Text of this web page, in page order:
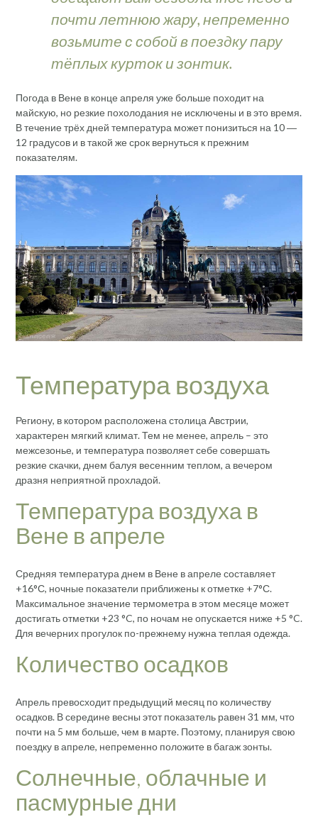
почти летнюю жару, непременно
возьмите с собой в поездку пару
тёплых курток и зонтик.
Погода в Вене в конце апреля уже больше походит на
майскую, но резкие похолодания не исключены и в это время.
В течение трёх дней температура может понизиться на 10 ―
12 градусов и в такой же срок вернуться к прежним
показателям.
Температура воздуха
Региону, в котором расположена столица Австрии,
характерен мягкий климат. Тем не менее, апрель – это
межсезонье, и температура позволяет себе совершать
резкие скачки, днем балуя весенним теплом, а вечером
дразня неприятной прохладой.
Температура воздуха в
Вене в апреле
Средняя температура днем в Вене в апреле составляет
+16°С, ночные показатели приближены к отметке +7°С.
Максимальное значение термометра в этом месяце может
достигать отметки +23 °C, по ночам не опускается ниже +5 °C.
Для вечерних прогулок по-прежнему нужна теплая одежда.
Количество осадков
Апрель превосходит предыдущий месяц по количеству
осадков. В середине весны этот показатель равен 31 мм, что
почти на 5 мм больше, чем в марте. Поэтому, планируя свою
поездку в апреле, непременно положите в багаж зонты.
Солнечные, облачные и
пасмурные дни